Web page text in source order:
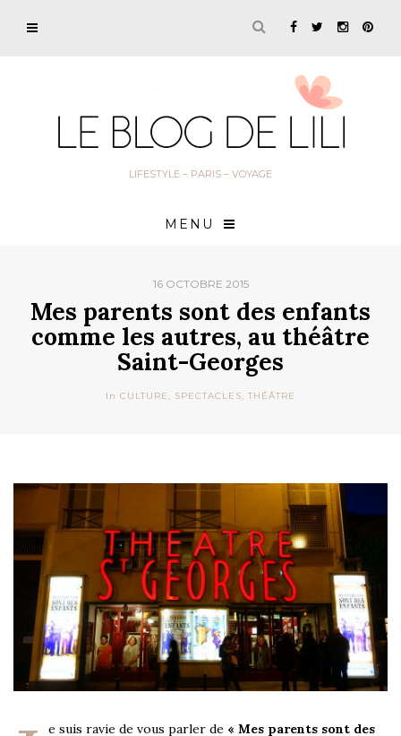
LIFESTYLE – PARIS – VOYAGE
MENU
16 OCTOBRE 2015
Mes parents sont des enfants
comme les autres, au théâtre
Saint-Georges
In CULTURE, SPECTACLES, THÉÂTRE
e suis ravie de vous parler de « Mes parents sont des